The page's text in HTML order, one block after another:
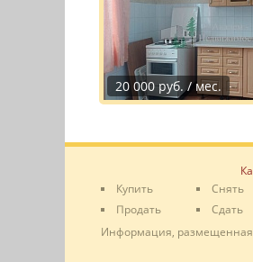
20 000 руб. / мес.
Купить
Продать
Снять
Сдать
Информация, размещенная